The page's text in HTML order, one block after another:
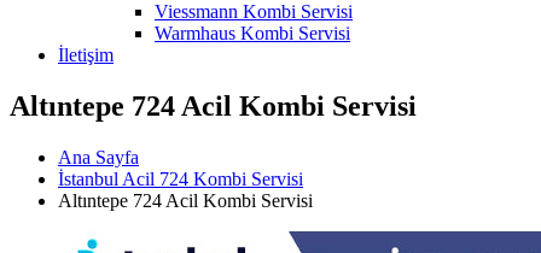
Viessmann Kombi Servisi
Warmhaus Kombi Servisi
İletişim
Altıntepe 724 Acil Kombi Servisi
Ana Sayfa
İstanbul Acil 724 Kombi Servisi
Altıntepe 724 Acil Kombi Servisi